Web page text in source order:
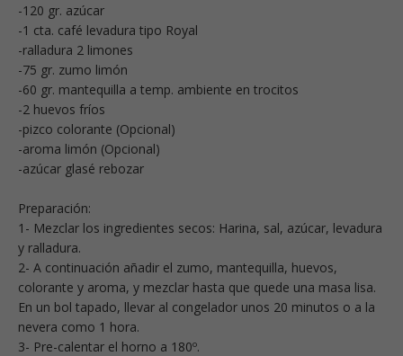
-120 gr. azúcar
-1 cta. café levadura tipo Royal
-ralladura 2 limones
-75 gr. zumo limón
-60 gr. mantequilla a temp. ambiente en trocitos
-2 huevos fríos
-pizco colorante (Opcional)
-aroma limón (Opcional)
-azúcar glasé rebozar
Preparación:
1- Mezclar los ingredientes secos: Harina, sal, azúcar, levadura
y ralladura.
2- A continuación añadir el zumo, mantequilla, huevos,
colorante y aroma, y mezclar hasta que quede una masa lisa.
En un bol tapado, llevar al congelador unos 20 minutos o a la
nevera como 1 hora.
3- Pre-calentar el horno a 180º.